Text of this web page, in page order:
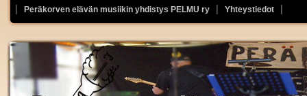
Peräkorven elävän musiikin yhdistys PELMU ry Yhteystiedot